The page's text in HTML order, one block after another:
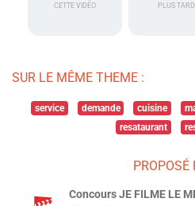
CETTE VIDÉO
PLUS TARD
SUR LE MÊME THEME :
service demande cuisine
resataurant
PROPOSÉ
Concours JE FILME LE